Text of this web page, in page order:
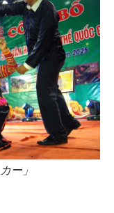
ー」